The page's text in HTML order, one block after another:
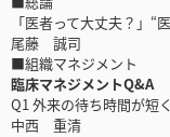
「医者って大丈夫？」“
尾藤 誠司
■組織マネジメント
臨床マネジメントQ&A
Q1 外来の待ち時間が短
中西 重清